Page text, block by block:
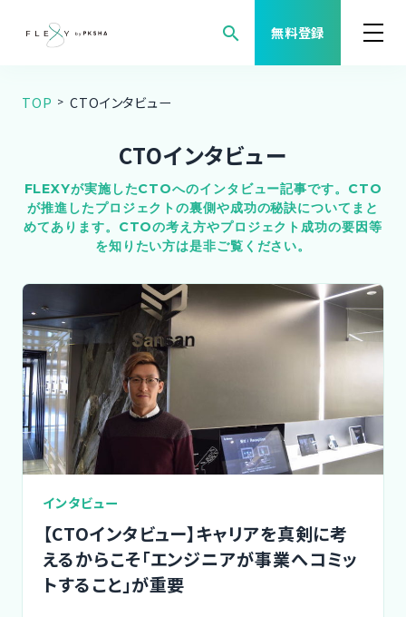
search 無料登録
案件検索
職種から案件を探す
FLEXYについて
福利厚生
ご利用者様の声
ご利用の流れ
コーディネーター紹介
イベント/マガジン
法人の方
TOP CTOインタビュー
CTOインタビュー
FLEXYが実施したCTOへのインタビュー記事です。CTO
が推進したプロジェクトの裏側や成功の秘訣についてまと
めてあります。CTOの考え方やプロジェクト成功の要因等
を知りたい方は是非ご覧ください。
インタビュー
【CTOインタビュー】キャリアを真剣に考
えるからこそ「エンジニアが事業へコミッ
トすること」が重要